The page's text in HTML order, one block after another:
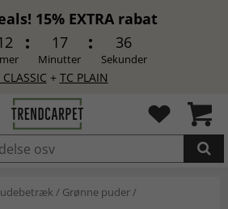
15% EXTRA rabat
17
Minutter
35
Sekunder
+ TC PLAIN
I INDKØBSKURVEN.
/ Grønne puder/